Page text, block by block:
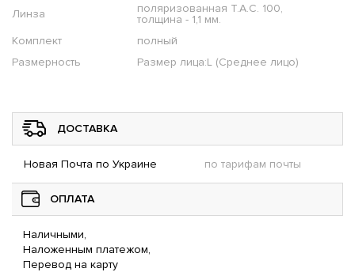
Линза
поляризованная T.A.C. 100,
толщина - 1,1 мм.
Комплект
полный
Размерность
Размер лица:L (Среднее лицо)
ДОСТАВКА
Новая Почта по Украине по тарифам почты
ОПЛАТА
Наличными,
Наложенным платежом,
Перевод на карту